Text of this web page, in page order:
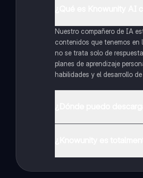
Nuestro compañero de IA
contenidos que tenemos en
no se trata solo de
planes de aprendizaje
habilidades y el desarrollo
inmeditamente. Puedes